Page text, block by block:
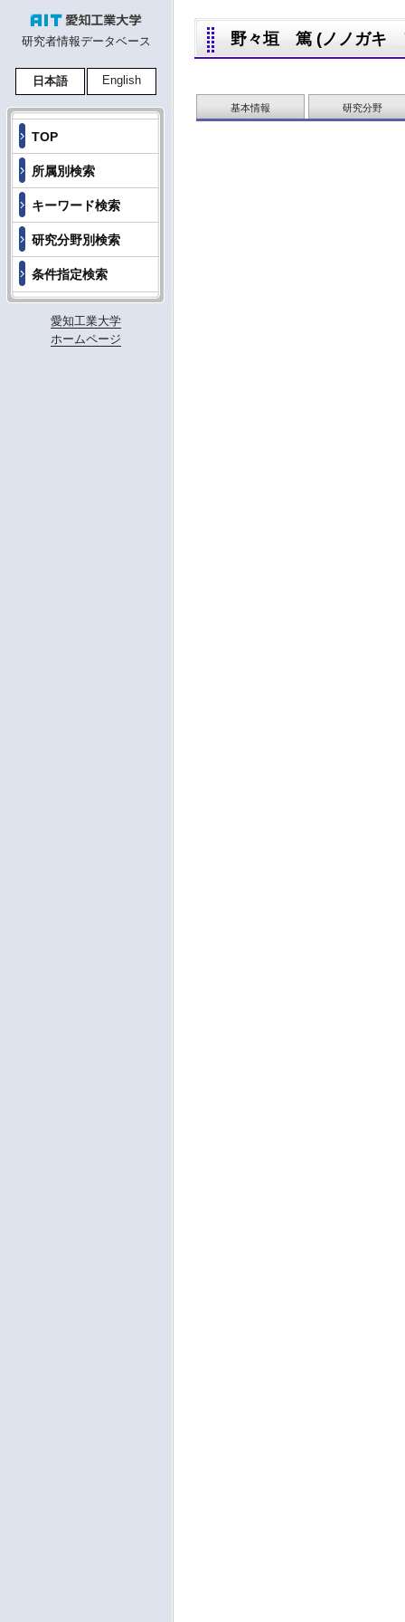
研究者情報データベース
日本語 English
TOP
所属別検索
キーワード検索
研究分野別検索
条件指定検索
愛知工業大学
ホームページ
野々垣 篤 (ノノガキ
基本情報 研究分野